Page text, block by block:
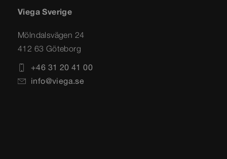
Viega Sverige
Mölndalsvägen 24
412 63 Göteborg
+46 31 20 41 00
info@viega.se